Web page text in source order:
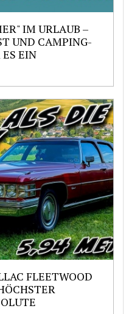
IM URLAUB –
UND CAMPING-
ES EIN
FLEETWOOD